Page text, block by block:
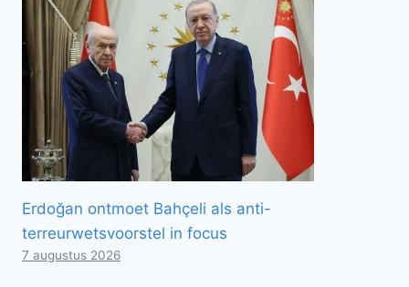
Erdoğan ontmoet Bahçeli als anti-
terreurwetsvoorstel in focus
7 augustus 2026